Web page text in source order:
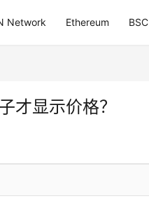
Network Ethereum BSC
才显示价格？